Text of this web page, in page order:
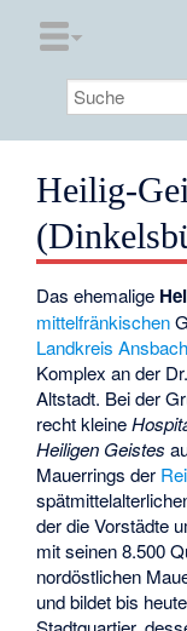
Heilig-
Das ehemalige
mittelfränkischen
Landkreis Ansbach
Komplex an der
Altstadt. Bei der
recht kleine
Heiligen Geistes
Mauerrings der
der die Vorstädte
mit seinen 8.500
nordöstlichen
und bildet bis